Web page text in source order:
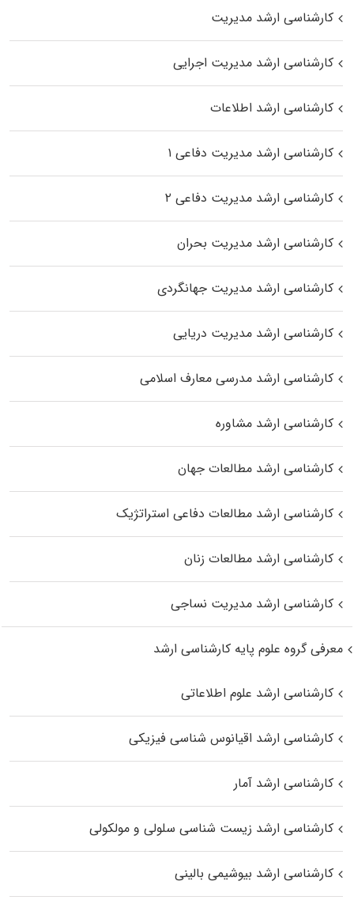
کارشناسی ارشد مدیریت
کارشناسی ارشد مدیریت اجرایی
کارشناسی ارشد اطلاعات
کارشناسی ارشد مدیریت دفاعی ۱
کارشناسی ارشد مدیریت دفاعی ۲
کارشناسی ارشد مدیریت بحران
کارشناسی ارشد مدیریت جهانگردی
کارشناسی ارشد مدیریت دریایی
کارشناسی ارشد مدرسی معارف اسلامی
کارشناسی ارشد مشاوره
کارشناسی ارشد مطالعات جهان
کارشناسی ارشد مطالعات دفاعی استراتژیک
کارشناسی ارشد مطالعات زنان
کارشناسی ارشد مدیریت نساجی
معرفی گروه علوم پایه کارشناسی ارشد
کارشناسی ارشد علوم اطلاعاتی
کارشناسی ارشد اقیانوس‌ شناسی فیزیکی
کارشناسی ارشد آمار
کارشناسی ارشد زیست شناسی سلولی و مولکولی
کارشناسی ارشد بیوشیمی بالینی